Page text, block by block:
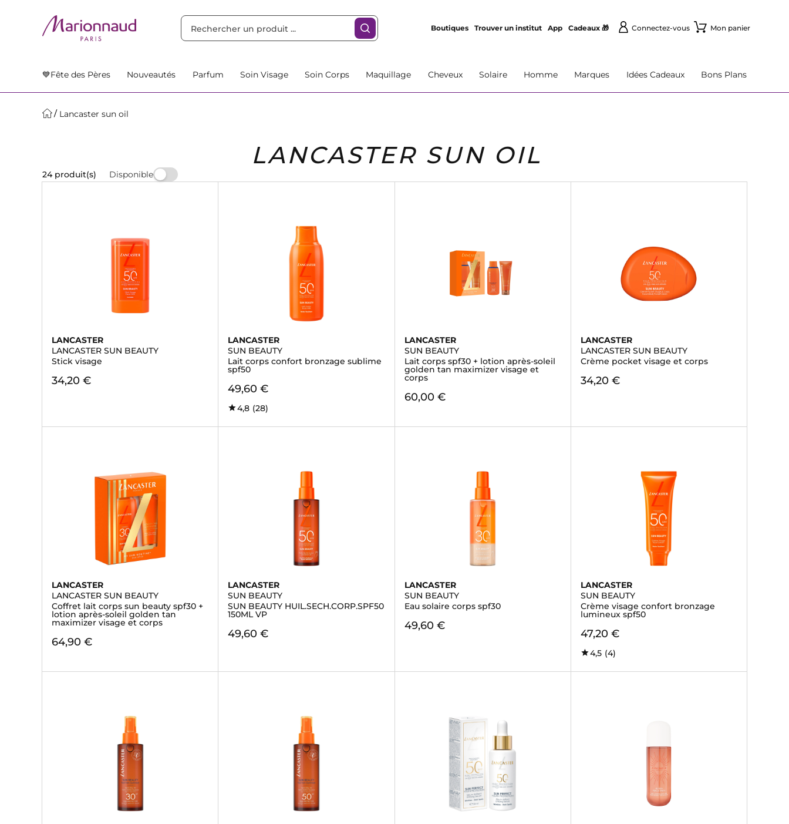
Boutiques Trouver un institut App Cadeaux 🎁 Connectez-vous Mon panier
💙Fête des Pères Nouveautés Parfum Soin Visage Soin Corps Maquillage Cheveux Solaire Homme Marques Idées Cadeaux Bons Plans
Lancaster sun oil
LANCASTER SUN OIL
24 produit(s) Disponible
LANCASTER
LANCASTER SUN BEAUTY
Stick visage
34,20 €
LANCASTER
SUN BEAUTY
Lait corps confort bronzage sublime
spf50
49,60 €
4,8 (28)
LANCASTER
SUN BEAUTY
Lait corps spf30 + lotion après-soleil
golden tan maximizer visage et
corps
60,00 €
LANCASTER
LANCASTER SUN BEAUTY
Crème pocket visage et corps
34,20 €
LANCASTER
LANCASTER SUN BEAUTY
Coffret lait corps sun beauty spf30 +
lotion après-soleil golden tan
maximizer visage et corps
64,90 €
LANCASTER
SUN BEAUTY
SUN BEAUTY HUIL.SECH.CORP.SPF50
150ML VP
49,60 €
LANCASTER
SUN BEAUTY
Eau solaire corps spf30
49,60 €
LANCASTER
SUN BEAUTY
Crème visage confort bronzage
lumineux spf50
47,20 €
4,5 (4)